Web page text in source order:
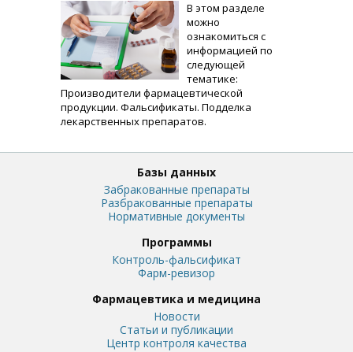
В этом разделе
можно
ознакомиться с
информацией по
следующей
тематике:
Производители фармацевтической
продукции. Фальсификаты. Подделка
лекарственных препаратов.
Базы данных
Забракованные препараты
Разбракованные препараты
Нормативные документы
Программы
Контроль-фальсификат
Фарм-ревизор
Фармацевтика и медицина
Новости
Статьи и публикации
Центр контроля качества